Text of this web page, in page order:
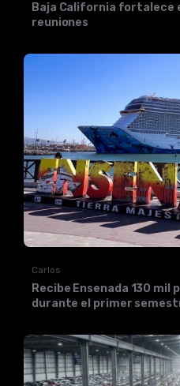
Baja California fortalece
reuniones
Carlos
Recibe Ensenada 130 mil
durante el primer